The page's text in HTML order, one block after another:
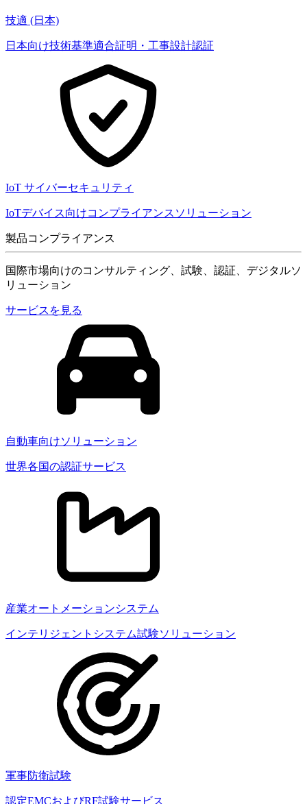
技適 (日本)
日本向け技術基準適合証明・工事設計認証
IoT サイバーセキュリティ
IoTデバイス向けコンプライアンスソリューション
製品コンプライアンス
国際市場向けのコンサルティング、試験、認証、デジタルソ
リューション
サービスを見る
自動車向けソリューション
世界各国の認証サービス
産業オートメーションシステム
インテリジェントシステム試験ソリューション
軍事防衛試験
認定EMCおよびRF試験サービス